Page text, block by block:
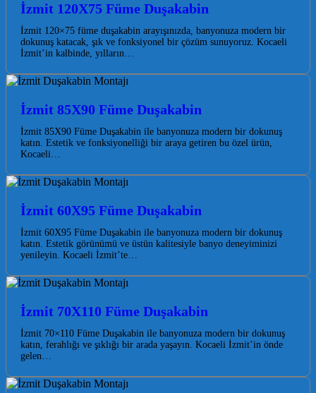
İzmit 120X75 Füme Duşakabin
İzmit 120×75 füme duşakabin arayışınızda, banyonuza modern bir
dokunuş katacak, şık ve fonksiyonel bir çözüm sunuyoruz. Kocaeli
İzmit’in kalbinde, yılların…
İzmit 85X90 Füme Duşakabin
İzmit 85X90 Füme Duşakabin ile banyonuza modern bir dokunuş
katın. Estetik ve fonksiyonelliği bir araya getiren bu özel ürün,
Kocaeli…
İzmit 60X95 Füme Duşakabin
İzmit 60X95 Füme Duşakabin ile banyonuza modern bir dokunuş
katın. Estetik görünümü ve üstün kalitesiyle banyo deneyiminizi
yenileyin. Kocaeli İzmit’te…
İzmit 70X110 Füme Duşakabin
İzmit 70×110 Füme Duşakabin ile banyonuza modern bir dokunuş
katın, ferahlığı ve şıklığı bir arada yaşayın. Kocaeli İzmit’in önde
gelen…